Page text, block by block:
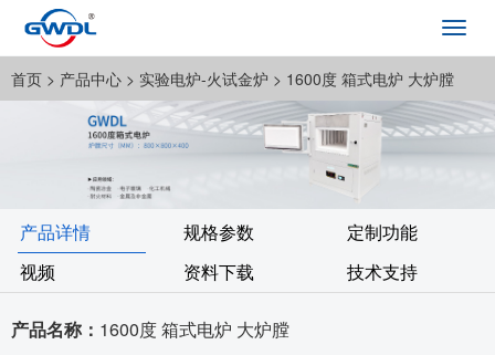
首页 > 产品中心 > 实验电炉-火试金炉 > 1600度 箱式电炉 大炉膛
产品详情 规格参数
定制功能
视频
资料下载 技术支持
产品名称： 1600度 箱式电炉 大炉膛